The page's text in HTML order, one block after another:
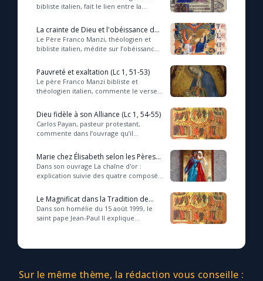
bibliste italien, fait le lien entre la
le déploiement de la Puissance de...
La crainte de Dieu et l'obéissance de
Jésus et Marie (Lc 1, 50)
Le Père Franco Manzi, théologien et
bibliste italien, médite sur l’obéissance
l’Annonciation ainsi que le chant du ...
Pauvreté et exaltation (Lc 1, 51-53)
Le père Franco Manzi bibliste et
théologien italien, commente le verset
et les humbles....
Dieu fidèle à son Alliance (Lc 1, 54-55)
Carlos Payan, pasteur protestant,
commente dans l’ouvrage qu’il
l’évangile de Luc 1,54 (Magnificat) sur la
fidé...
Marie chez Élisabeth selon les Pères
de l'Église (Lc 1, 56)
Dans son ouvrage La chaîne d'or :
explication suivie des quatre composée
des ss. Pères, saint Thomas d’Aquin...
Le Magnificat dans la Tradition de
l'Église
Dans son homélie du 15 août 1999, le
saint pape Jean-Paul II explique
Sur le même thème, la rédaction vous conseille :